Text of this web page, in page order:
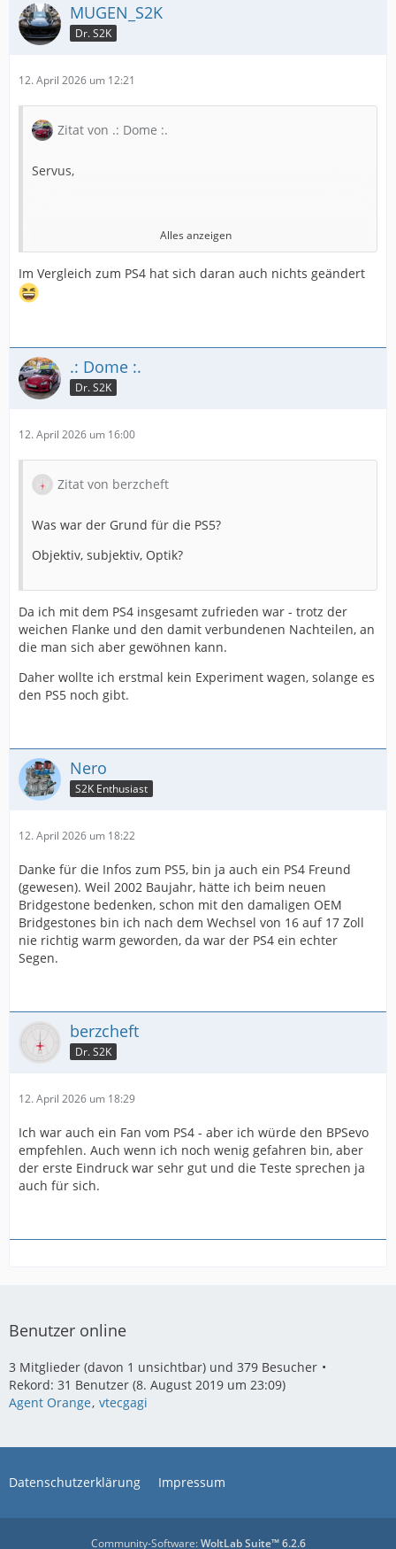
MUGEN_S2K
Dr. S2K
12. April 2026 um 12:21
Zitat von .: Dome :.
Servus,
ich habe mich im Winter dann doch für den Michelin
PS5 in OEM Dimensionen entschieden.
Was mich aber positiv überrascht hat ist das
Ansprechverhalten/Flankensteifigkeit.
Da konnte ich jetzt keinen Nachteil zum abgefahrenen
se schwammiger sein sollten.
Von daher erstmal vorsichtig positiv bisher.
Alles anzeigen
Im Vergleich zum PS4 hat sich daran auch nichts geändert
.: Dome :.
Dr. S2K
12. April 2026 um 16:00
Zitat von berzcheft
Was war der Grund für die PS5?
Objektiv, subjektiv, Optik?
Da ich mit dem PS4 insgesamt zufrieden war - trotz der
weichen Flanke und den damit verbundenen Nachteilen, an
die man sich aber gewöhnen kann.
Daher wollte ich erstmal kein Experiment wagen, solange es
den PS5 noch gibt.
Nero
S2K Enthusiast
12. April 2026 um 18:22
Danke für die Infos zum PS5, bin ja auch ein PS4 Freund
(gewesen). Weil 2002 Baujahr, hätte ich beim neuen
Bridgestone bedenken, schon mit den damaligen OEM
Bridgestones bin ich nach dem Wechsel von 16 auf 17 Zoll
nie richtig warm geworden, da war der PS4 ein echter
Segen.
berzcheft
Dr. S2K
12. April 2026 um 18:29
Ich war auch ein Fan vom PS4 - aber ich würde den BPSevo
empfehlen. Auch wenn ich noch wenig gefahren bin, aber
der erste Eindruck war sehr gut und die Teste sprechen ja
auch für sich.
Benutzer online
3 Mitglieder (davon 1 unsichtbar) und 379 Besucher
Rekord: 31 Benutzer (8. August 2019 um 23:09)
Agent Orange vtecgagi
Datenschutzerklärung Impressum
Community-Software:WoltLab Suite™ 6.2.6